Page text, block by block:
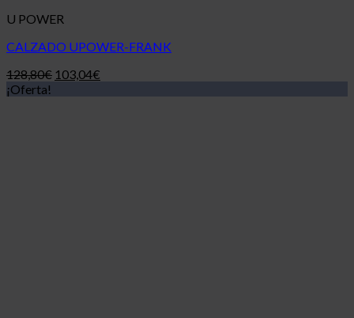
U POWER
CALZADO UPOWER-FRANK
128,80€ 103,04€
¡Oferta!